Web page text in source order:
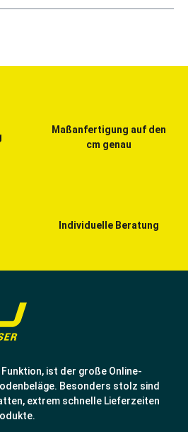
Maßanfertigung auf den
cm genau
Individuelle Beratung
Funktion, ist der große Online-
Besonders stolz sind
extrem schnelle Lieferzeiten